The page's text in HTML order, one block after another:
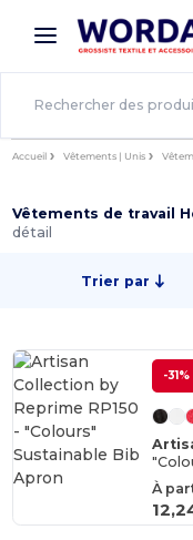
× Appli
Meilleurs prix
Accueil Vêtements | Unis
Vêtements de travail
détail
Trier par
-31%
À